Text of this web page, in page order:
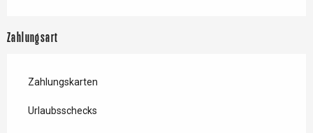
Zahlungsart
Zahlungskarten
Urlaubsschecks